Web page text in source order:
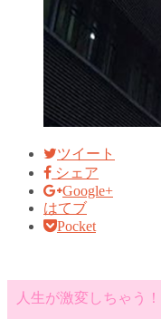
ツイート
シェア
Google+
はてブ
Pocket
人生が激変しちゃう！